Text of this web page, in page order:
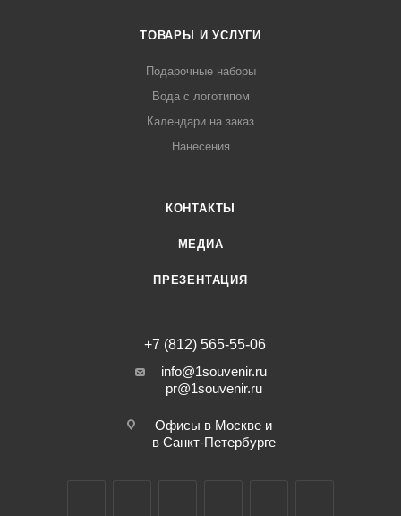
ТОВАРЫ И УСЛУГИ
Подарочные наборы
Вода с логотипом
Календари на заказ
Нанесения
КОНТАКТЫ
МЕДИА
ПРЕЗЕНТАЦИЯ
+7 (812) 565-55-06
info@1souvenir.ru
pr@1souvenir.ru
Офисы в Москве и
в Санкт-Петербурге